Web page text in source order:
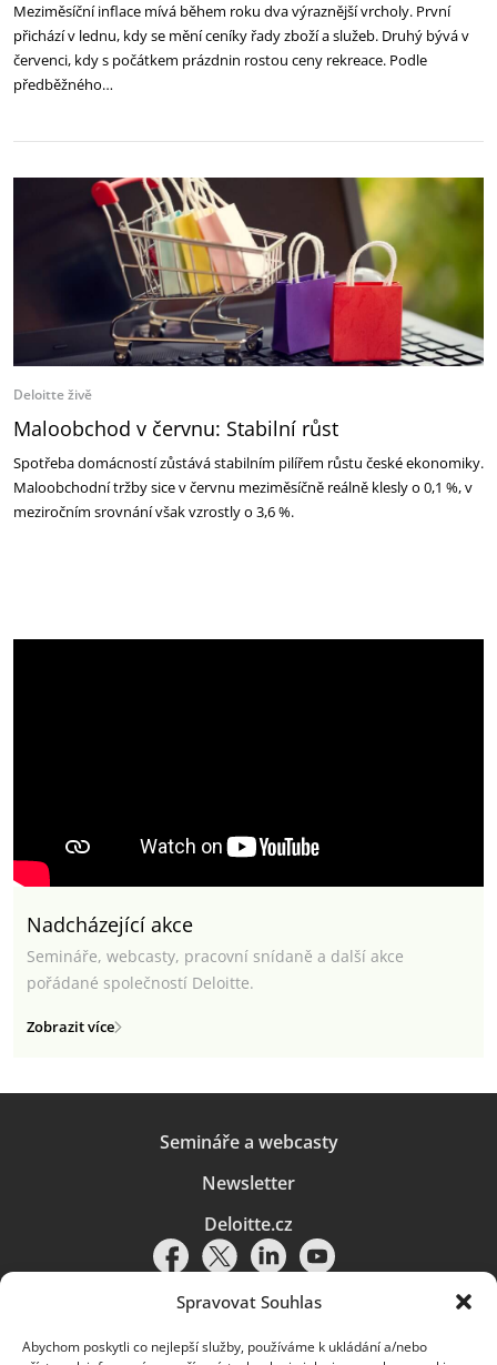
Spravovat Souhlas
Abychom poskytli co nejlepší služby, používáme k ukládání a/nebo
Meziměsíční inflace mívá během roku dva výraznější vrcholy. První
přichází v lednu, kdy se mění ceníky řady zboží a služeb. Druhý bývá v
červenci, kdy s počátkem prázdnin rostou ceny rekreace. Podle
předběžného…
Deloitte živě
Maloobchod v červnu: Stabilní růst
Spotřeba domácností zůstává stabilním pilířem růstu české ekonomiky.
Maloobchodní tržby sice v červnu meziměsíčně reálně klesly o 0,1 %, v
meziročním srovnání však vzrostly o 3,6 %.
Nadcházející akce
Semináře, webcasty, pracovní snídaně a další akce
pořádané společností Deloitte.
Zobrazit více
Semináře a webcasty
Newsletter
Deloitte.cz